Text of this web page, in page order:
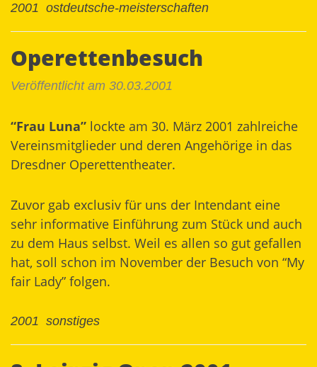
2001 ostdeutsche-meisterschaften
Operettenbesuch
Veröffentlicht am 30.03.2001
“Frau Luna” lockte am 30. März 2001 zahlreiche
Vereinsmitglieder und deren Angehörige in das
Dresdner Operettentheater.
Zuvor gab exclusiv für uns der Intendant eine
sehr informative Einführung zum Stück und auch
zu dem Haus selbst. Weil es allen so gut gefallen
hat, soll schon im November der Besuch von “My
fair Lady” folgen.
2001 sonstiges